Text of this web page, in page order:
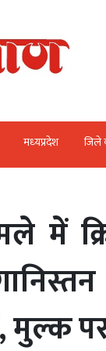
मध्‍यप्रदेश जिले
में
मुल्क